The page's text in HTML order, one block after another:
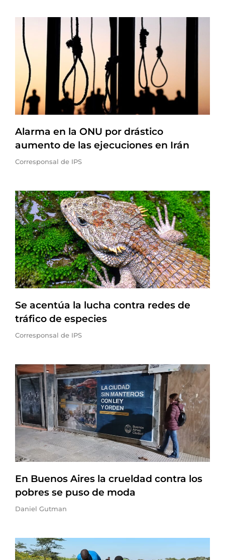
Alarma en la ONU por drástico
aumento de las ejecuciones en Irán
Corresponsal de IPS
Se acentúa la lucha contra redes de
tráfico de especies
Corresponsal de IPS
En Buenos Aires la crueldad contra los
pobres se puso de moda
Daniel Gutman